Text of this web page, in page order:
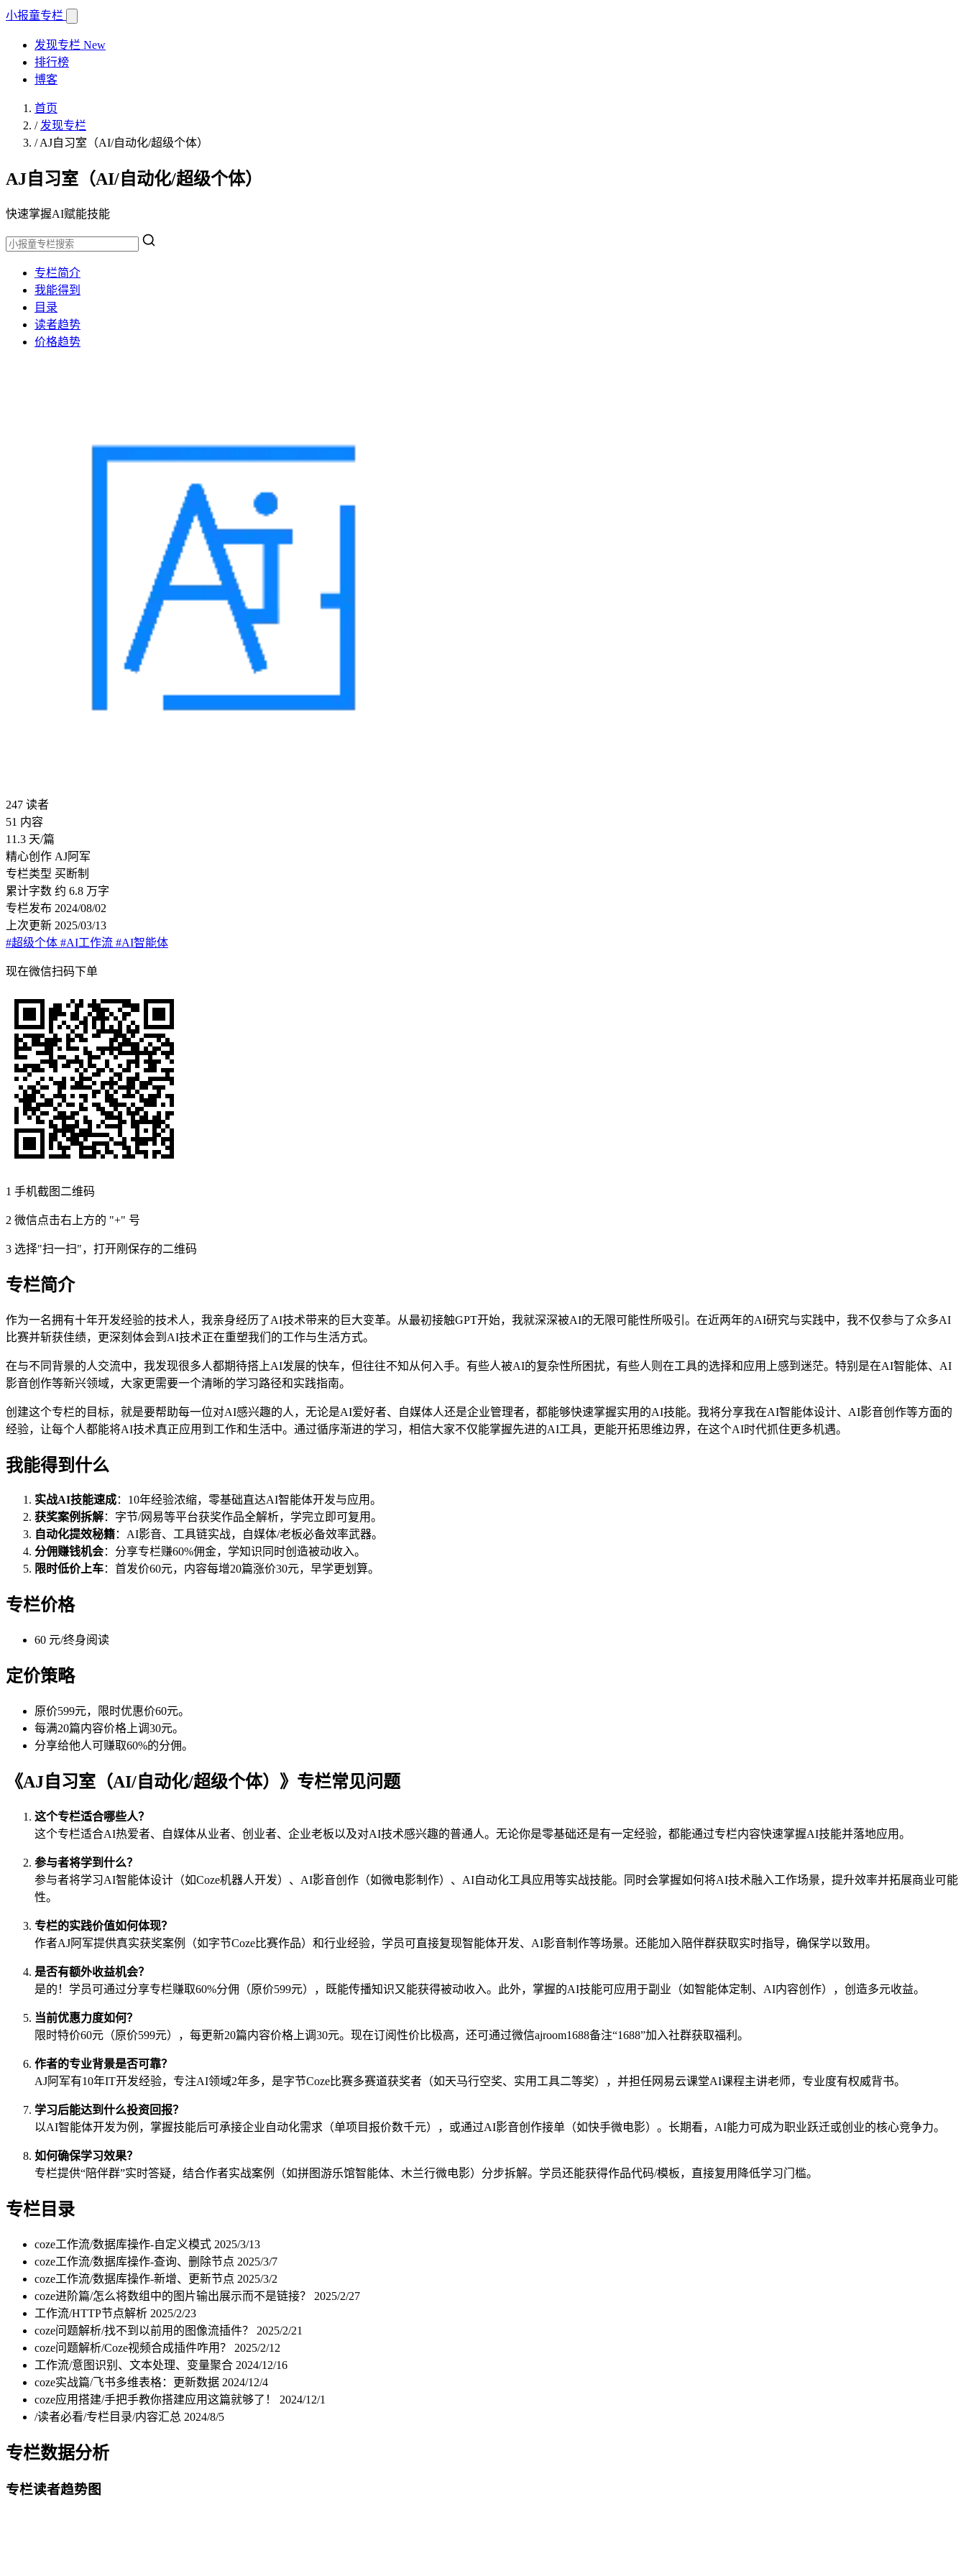
小报童专栏
发现专栏 New
排行榜
博客
首页
/ 发现专栏
/AJ自习室（AI/自动化/超级个体）
AJ自习室（AI/自动化/超级个体）
快速掌握AI赋能技能
专栏简介
我能得到
目录
读者趋势
价格趋势
247 读者
51 内容
11.3 天/篇
精心创作 AJ阿军
专栏类型 买断制
累计字数 约 6.8 万字
专栏发布 2024/08/02
上次更新 2025/03/13
#超级个体 #AI工作流 #AI智能体
现在微信扫码下单
1 手机截图二维码
2 微信点击右上方的 "+" 号
3 选择"扫一扫"，打开刚保存的二维码
专栏简介
作为一名拥有十年开发经验的技术人，我亲身经历了AI技术带来的巨大变革。从最初接触GPT开始，我就深深被AI的无限可能性所吸引。在近两年的AI研究与实践中，我不仅参与了众多AI
比赛并斩获佳绩，更深刻体会到AI技术正在重塑我们的工作与生活方式。
在与不同背景的人交流中，我发现很多人都期待搭上AI发展的快车，但往往不知从何入手。有些人被AI的复杂性所困扰，有些人则在工具的选择和应用上感到迷茫。特别是在AI智能体、AI
影音创作等新兴领域，大家更需要一个清晰的学习路径和实践指南。
创建这个专栏的目标，就是要帮助每一位对AI感兴趣的人，无论是AI爱好者、自媒体人还是企业管理者，都能够快速掌握实用的AI技能。我将分享我在AI智能体设计、AI影音创作等方面的
经验，让每个人都能将AI技术真正应用到工作和生活中。通过循序渐进的学习，相信大家不仅能掌握先进的AI工具，更能开拓思维边界，在这个AI时代抓住更多机遇。
我能得到什么
实战AI技能速成：10年经验浓缩，零基础直达AI智能体开发与应用。
获奖案例拆解：字节/网易等平台获奖作品全解析，学完立即可复用。
自动化提效秘籍：AI影音、工具链实战，自媒体/老板必备效率武器。
分佣赚钱机会：分享专栏赚60%佣金，学知识同时创造被动收入。
限时低价上车：首发价60元，内容每增20篇涨价30元，早学更划算。
专栏价格
60 元/终身阅读
定价策略
原价599元，限时优惠价60元。
每满20篇内容价格上调30元。
分享给他人可赚取60%的分佣。
《AJ自习室（AI/自动化/超级个体）》专栏常见问题
这个专栏适合哪些人？
这个专栏适合AI热爱者、自媒体从业者、创业者、企业老板以及对AI技术感兴趣的普通人。无论你是零基础还是有一定经验，都能通过专栏内容快速掌握AI技能并落地应用。
参与者将学到什么？
参与者将学习AI智能体设计（如Coze机器人开发）、AI影音创作（如微电影制作）、AI自动化工具应用等实战技能。同时会掌握如何将AI技术融入工作场景，提升效率并拓展商业可能
性。
专栏的实践价值如何体现？
作者AJ阿军提供真实获奖案例（如字节Coze比赛作品）和行业经验，学员可直接复现智能体开发、AI影音制作等场景。还能加入陪伴群获取实时指导，确保学以致用。
是否有额外收益机会？
是的！学员可通过分享专栏赚取60%分佣（原价599元），既能传播知识又能获得被动收入。此外，掌握的AI技能可应用于副业（如智能体定制、AI内容创作），创造多元收益。
当前优惠力度如何？
限时特价60元（原价599元），每更新20篇内容价格上调30元。现在订阅性价比极高，还可通过微信ajroom1688备注“1688”加入社群获取福利。
作者的专业背景是否可靠？
AJ阿军有10年IT开发经验，专注AI领域2年多，是字节Coze比赛多赛道获奖者（如天马行空奖、实用工具二等奖），并担任网易云课堂AI课程主讲老师，专业度有权威背书。
学习后能达到什么投资回报？
以AI智能体开发为例，掌握技能后可承接企业自动化需求（单项目报价数千元），或通过AI影音创作接单（如快手微电影）。长期看，AI能力可成为职业跃迁或创业的核心竞争力。
如何确保学习效果？
专栏提供“陪伴群”实时答疑，结合作者实战案例（如拼图游乐馆智能体、木兰行微电影）分步拆解。学员还能获得作品代码/模板，直接复用降低学习门槛。
专栏目录
coze工作流/数据库操作-自定义模式 2025/3/13
coze工作流/数据库操作-查询、删除节点 2025/3/7
coze工作流/数据库操作-新增、更新节点 2025/3/2
coze进阶篇/怎么将数组中的图片输出展示而不是链接？ 2025/2/27
工作流/HTTP节点解析 2025/2/23
coze问题解析/找不到以前用的图像流插件？ 2025/2/21
coze问题解析/Coze视频合成插件咋用？ 2025/2/12
工作流/意图识别、文本处理、变量聚合 2024/12/16
coze实战篇/飞书多维表格：更新数据 2024/12/4
coze应用搭建/手把手教你搭建应用这篇就够了！ 2024/12/1
/读者必看/专栏目录/内容汇总 2024/8/5
专栏数据分析
专栏读者趋势图